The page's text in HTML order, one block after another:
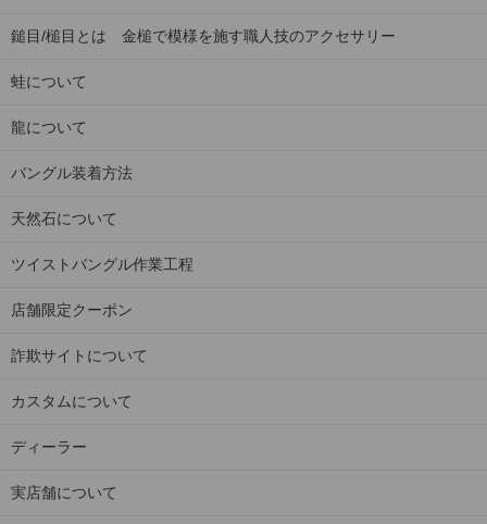
鎚目/槌目とは 金槌で模様を施す職人技のアクセサリー
蛙について
龍について
バングル装着方法
天然石について
ツイストバングル作業工程
店舗限定クーポン
詐欺サイトについて
カスタムについて
ディーラー
実店舗について